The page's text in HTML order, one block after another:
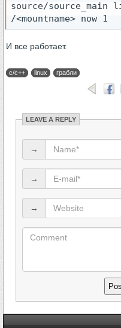
source/source_main
/<mountname> now 1
И все работает.
c/c++ linux грабли
LEAVE A REPLY
→
→
→